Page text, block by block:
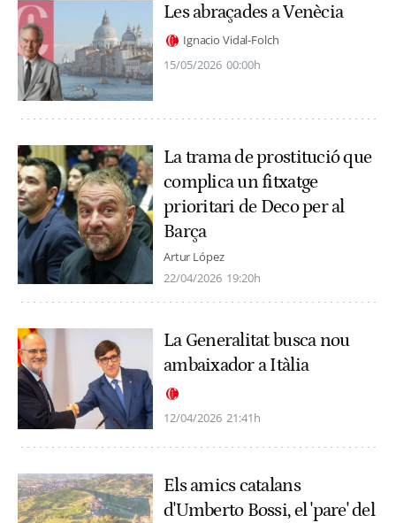
Les abraçades a Venècia
Ignacio Vidal-Folch
15/05/2026 00:00h
La trama de prostitució que
complica un fitxatge
prioritari de Deco per al
Barça
Artur López
22/04/2026 19:20h
La Generalitat busca nou
ambaixador a Itàlia
12/04/2026 21:41h
Els amics catalans
d'Umberto Bossi, el 'pare' del